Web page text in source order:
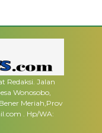
Redaksi. Jalan
Wonosobo,
Meriah,Prov
. Hp/WA: